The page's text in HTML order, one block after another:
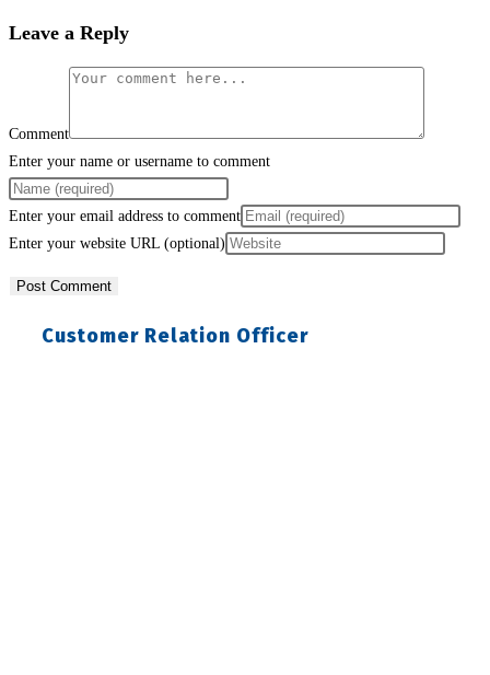
Leave a Reply
Comment
Enter your name or username to comment
Enter your email address to comment
Enter your website URL (optional)
Customer Relation Officer